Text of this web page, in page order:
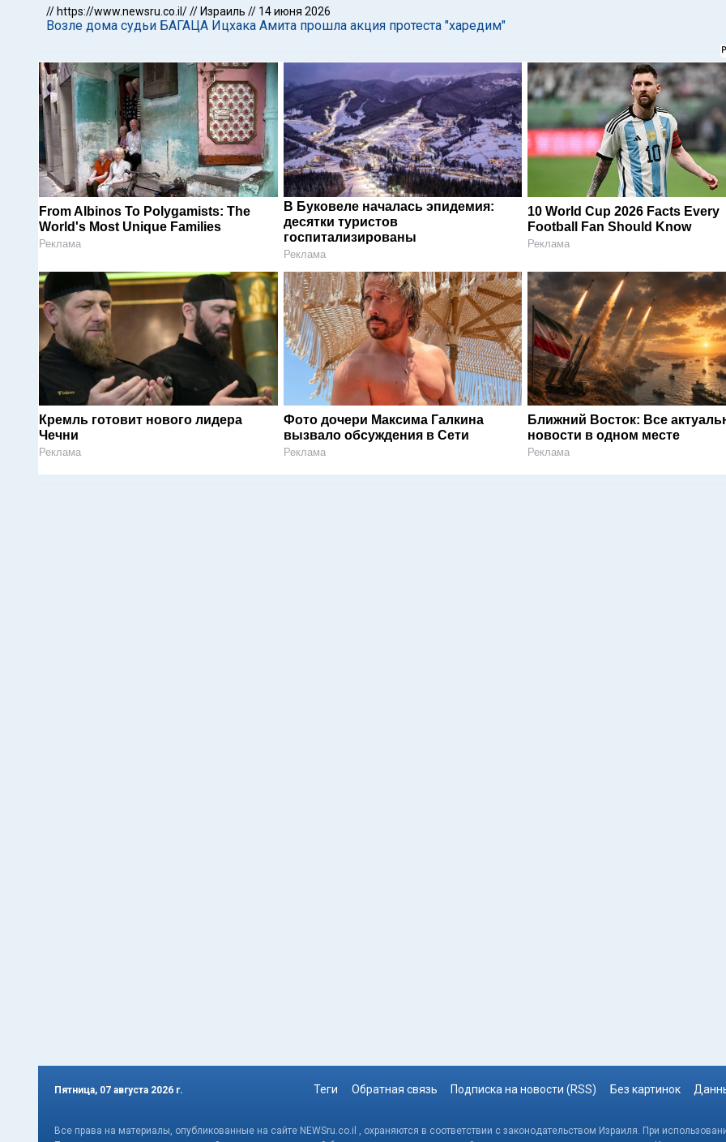
// https://www.newsru.co.il/// Израиль // 14 июня 2026
Возле дома судьи БАГАЦА Ицхака Амита прошла акция протеста "харедим"
From Albinos To Polygamists: The
World's Most Unique Families
Реклама
В Буковеле началась эпидемия:
десятки туристов
госпитализированы
Реклама
10 World Cup 2026 Facts Every
Football Fan Should Know
Реклама
Кремль готовит нового лидера
Чечни
Реклама
Фото дочери Максима Галкина
вызвало обсуждения в Сети
Реклама
Ближний Восток: Все
новости в одном месте
Реклама
Пятница, 07 августа 2026 г. Теги Обратная связь Подписка на новости (RSS) Без картинок
Все права на материалы, опубликованные на сайте NEWSru.co.il , охраняются в соответствии с законодательством Израиля. При